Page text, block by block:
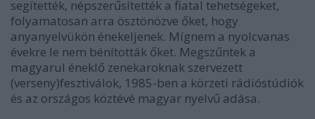
segítették, népszerűsítették a fiatal tehetségeket,
folyamatosan arra ösztönözve őket, hogy
anyanyelvükön énekeljenek. Mígnem a nyolcvanas
évekre le nem bénították őket. Megszűntek a
magyarul éneklő zenekaroknak szervezett
(verseny)fesztiválok, 1985-ben a körzeti rádióstúdiók
és az országos köztévé magyar nyelvű adása.